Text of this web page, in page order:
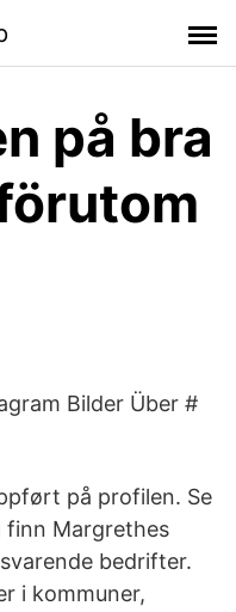
på bra
Bilder Über #
på profilen. Se
finn Margrethes
bedrifter.
i kommuner,